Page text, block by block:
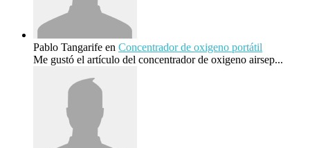
Pablo Tangarife en Concentrador de oxigeno portátil
Me gustó el artículo del concentrador de oxigeno airsep...